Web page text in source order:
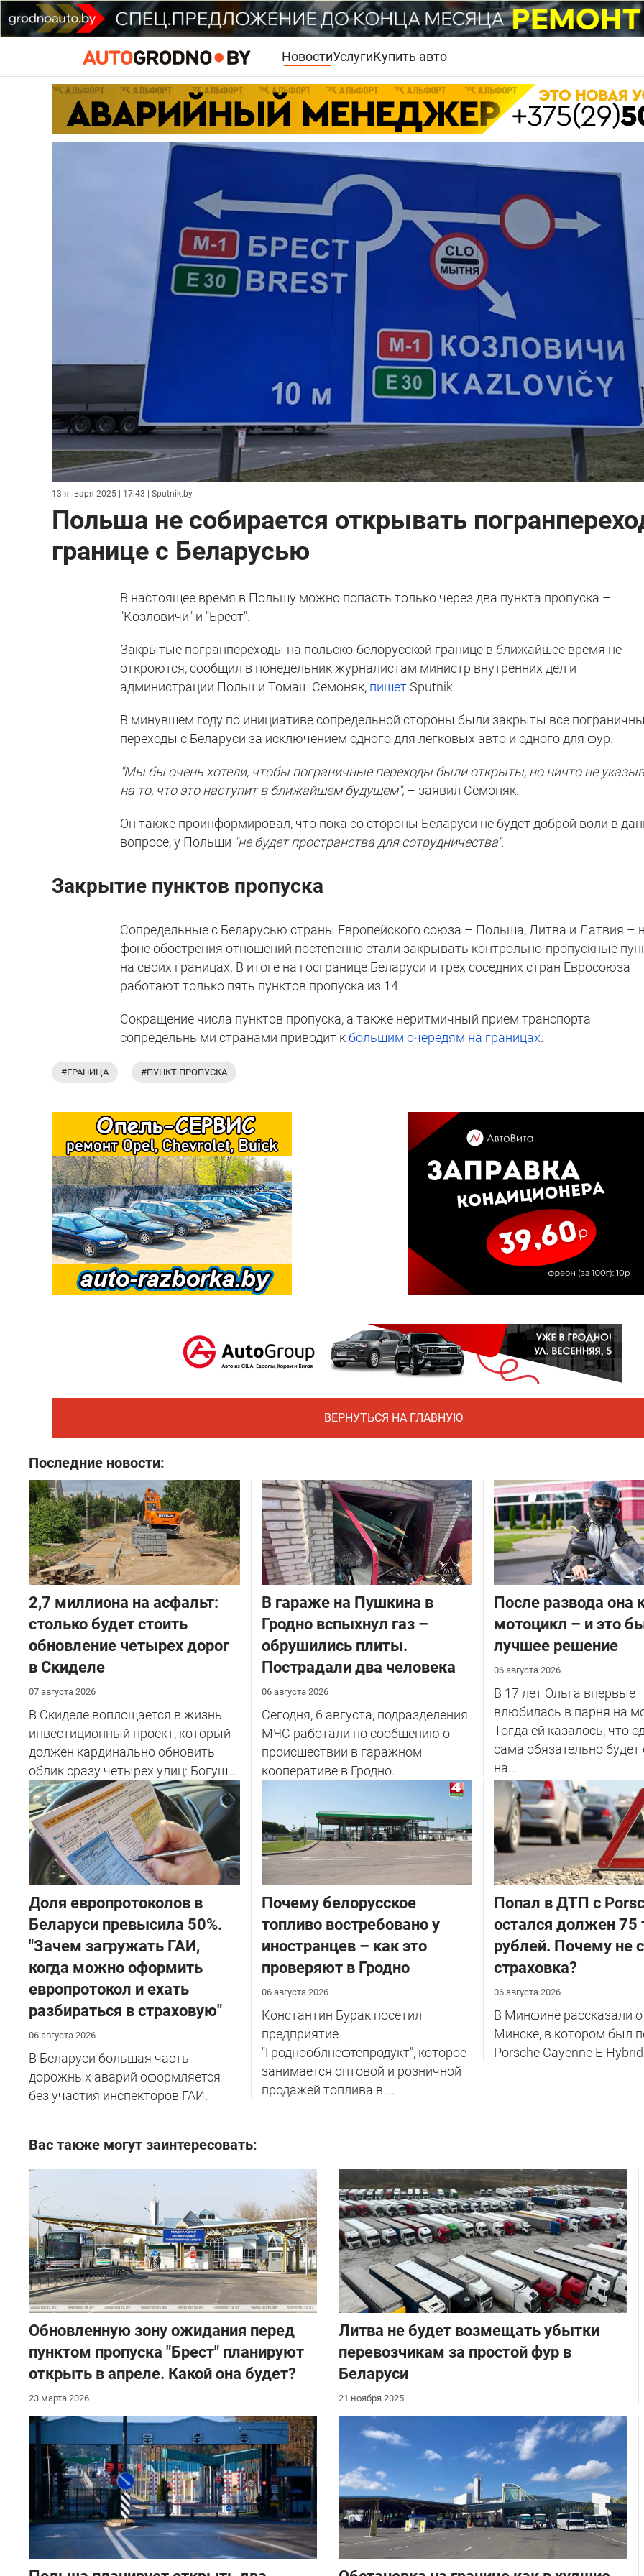
НовостиУслугиКупить авто
13 января 2025 | 17:43 | Sputnik.by
Польша не собирается открывать
границе с Беларусью
В настоящее время в Польшу можно попасть только через два пункта пропуска –
"Козловичи" и "Брест".
Закрытые погранпереходы на польско-белорусской границе в ближайшее время не
откроются, сообщил в понедельник журналистам министр внутренних дел и
администрации Польши Томаш Семоняк, пишетSputnik.
В минувшем году по инициативе сопредельной стороны были закрыты все
переходы с Беларуси за исключением одного для легковых авто и одного для фур.
"Мы бы очень хотели, чтобы пограничные переходы были открыты, но ничто не
на то, что это наступит в ближайшем будущем", – заявил Семоняк.
Он также проинформировал, что пока со стороны Беларуси не будет доброй воли в
вопросе, у Польши "не будет пространства для сотрудничества".
Закрытие пунктов пропуска
Сопредельные с Беларусью страны Европейского союза – Польша, Литва и Латвия –
фоне обострения отношений постепенно стали закрывать контрольно-пропускные
на своих границах. В итоге на госгранице Беларуси и трех соседних стран Евросоюза
работают только пять пунктов пропуска из 14.
Сокращение числа пунктов пропуска, а также неритмичный прием транспорта
сопредельными странами приводит кбольшим очередям на границах.
#ГРАНИЦА #ПУНКТ ПРОПУСКА
ВЕРНУТЬСЯ НА ГЛАВНУЮ
Последние новости:
2,7 миллиона на асфальт:
столько будет стоить
обновление четырех дорог
в Скиделе
07 августа 2026
В Скиделе воплощается в жизнь
инвестиционный проект, который
должен кардинально обновить
облик сразу четырех улиц: Богуш...
В гараже на Пушкина в
Гродно вспыхнул газ –
обрушились плиты.
Пострадали два человека
06 августа 2026
Сегодня, 6 августа, подразделения
МЧС работали по сообщению о
происшествии в гаражном
кооперативе в Гродно.
После развода она
мотоцикл – и это
лучшее решение
06 августа 2026
В 17 лет Ольга впервые
влюбилась в парня на
Тогда ей казалось, что
сама обязательно будет
на...
Доля европротоколов в
Беларуси превысила 50%.
"Зачем загружать ГАИ,
когда можно оформить
европротокол и ехать
разбираться в страховую"
06 августа 2026
В Беларуси большая часть
дорожных аварий оформляется
без участия инспекторов ГАИ.
Почему белорусское
топливо востребовано у
иностранцев – как это
проверяют в Гродно
06 августа 2026
Константин Бурак посетил
предприятие
"Гроднооблнефтепродукт", которое
занимается оптовой и розничной
продажей топлива в ...
​Попал в ДТП с
остался должен 75
рублей. Почему не
страховка?
06 августа 2026
В Минфине рассказали
Минске, в котором был
Porsche Cayenne E-
Вас также могут заинтересовать:
Обновленную зону ожидания перед
пунктом пропуска "Брест" планируют
открыть в апреле. Какой она будет?
23 марта 2026
Литва не будет возмещать убытки
перевозчикам за простой фур в
Беларуси
21 ноября 2025